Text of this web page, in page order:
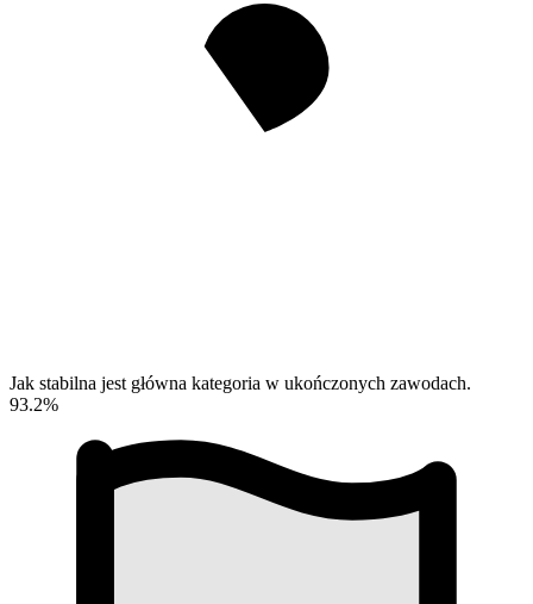
Jak stabilna jest główna kategoria w ukończonych zawodach.
93.2%